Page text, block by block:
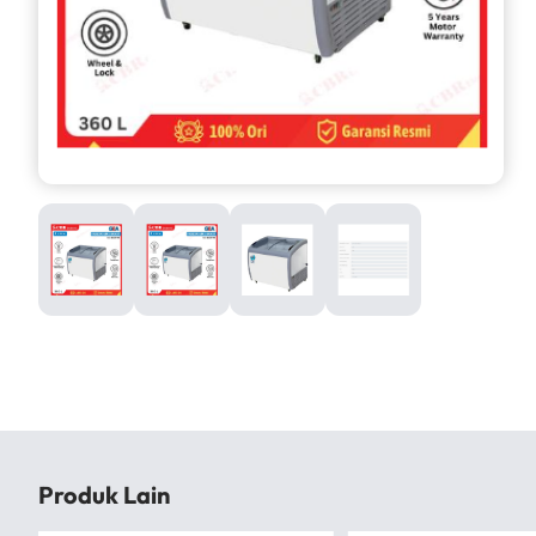
Produk Lain